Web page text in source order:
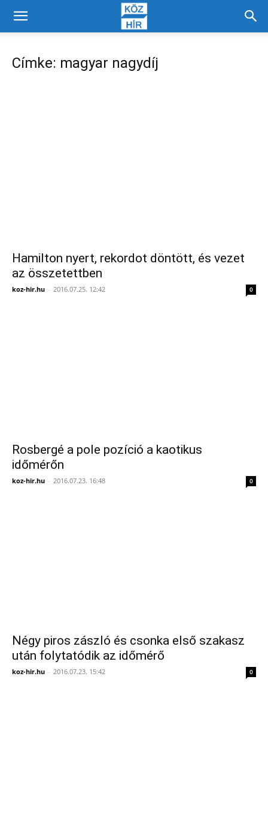
Címke: magyar nagydíj
Hamilton nyert, rekordot döntött, és vezet
az összetettben
koz-hir.hu - 2016.07.25. 12:42 0
Rosbergé a pole pozíció a kaotikus
időmérőn
koz-hir.hu - 2016.07.23. 16:48 0
Négy piros zászló és csonka első szakasz
után folytatódik az időmérő
koz-hir.hu - 2016.07.23. 15:42 0